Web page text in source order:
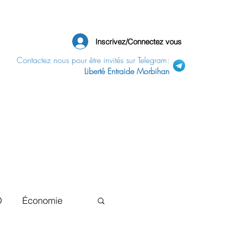
Inscrivez/Connectez vous
Contactez nous pour être invités sur Telegram:
Liberté Entraide Morbihan
Économie